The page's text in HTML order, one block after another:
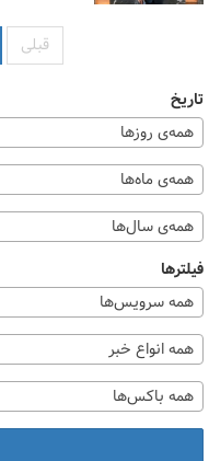
قبلی
تاریخ
همه‌ی روزها
همه‌ی ماه‌ها
همه‌ی سال‌ها
فیلترها
همه سرویس‌ها
همه انواع خبر
همه باکس‌ها